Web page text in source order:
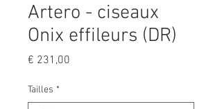
Artero - ciseaux
Onix effileurs (DR)
€ 231,00
Tailles *